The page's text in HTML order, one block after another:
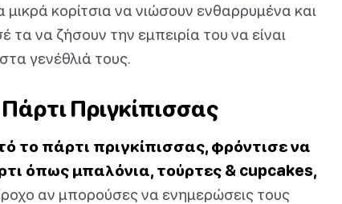
μικρά κορίτσια να νιώσουν ενθαρρυμένα και
να ζήσουν την εμπειρία του να είναι
γενέθλιά τους.
Πριγκίπισσας
το πάρτι πριγκίπισσας, φρόντισε να
όπως μπαλόνια, τούρτες & cupcakes,
αν μπορούσες να ενημερώσεις τους